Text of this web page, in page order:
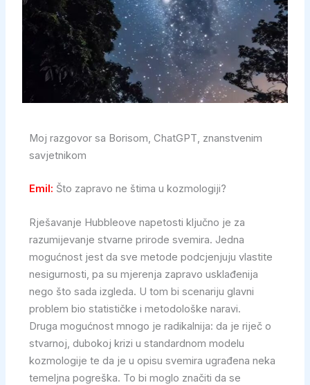
Moj razgovor sa Borisom, ChatGPT, znanstvenim
savjetnikom
Emil: Što zapravo ne štima u kozmologiji?
Rješavanje Hubbleove napetosti ključno je za
razumijevanje stvarne prirode svemira. Jedna
mogućnost jest da sve metode podcjenjuju vlastite
nesigurnosti, pa su mjerenja zapravo usklađenija
nego što sada izgleda. U tom bi scenariju glavni
problem bio statističke i metodološke naravi.
Druga mogućnost mnogo je radikalnija: da je riječ o
stvarnoj, dubokoj krizi u standardnom modelu
kozmologije te da je u opisu svemira ugrađena neka
temeljna pogreška. To bi moglo značiti da se